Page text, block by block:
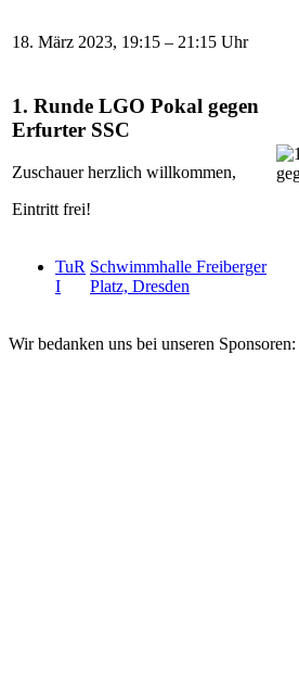
18. März 2023, 19:15 – 21:15 Uhr
1. Runde LGO Pokal gegen
Erfurter SSC
Zuschauer herzlich willkommen,
Eintritt frei!
TuR
I
Schwimmhalle Freiberger
Platz, Dresden
Wir bedanken uns bei unseren Sponsoren: